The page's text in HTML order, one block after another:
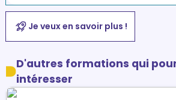
Je veux en savoir plus !
D'autres formations qui
intéresser